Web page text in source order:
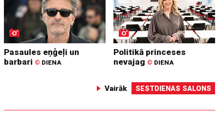
Pasaules eņģeļi un
barbari © DIENA
Politikā princeses
nevajag © DIENA
Vairāk SESTDIENAS SALONS